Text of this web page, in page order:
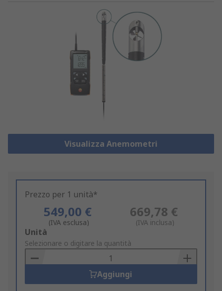
Visualizza Anemometri
Prezzo per 1 unità*
549,00 €
(IVA esclusa)
669,78 €
(IVA inclusa)
Add
to
Basket
Unità
Selezionare o digitare la quantità
Aggiungi